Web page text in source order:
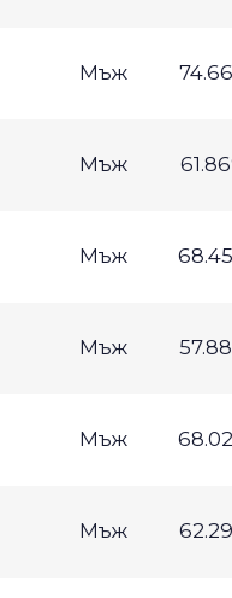
Мъж
Мъж
Мъж
Мъж
Мъж
Мъж